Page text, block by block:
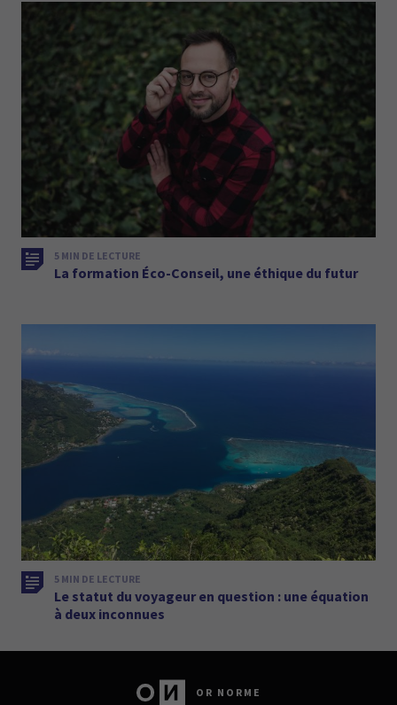
5 MIN DE LECTURE
La formation Éco-Conseil, une éthique du futur
5 MIN DE LECTURE
Le statut du voyageur en question : une équation
à deux inconnues
OR NORME